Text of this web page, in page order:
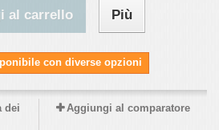
al carrello Più
con diverse opzioni
dei
Aggiungi al comparatore